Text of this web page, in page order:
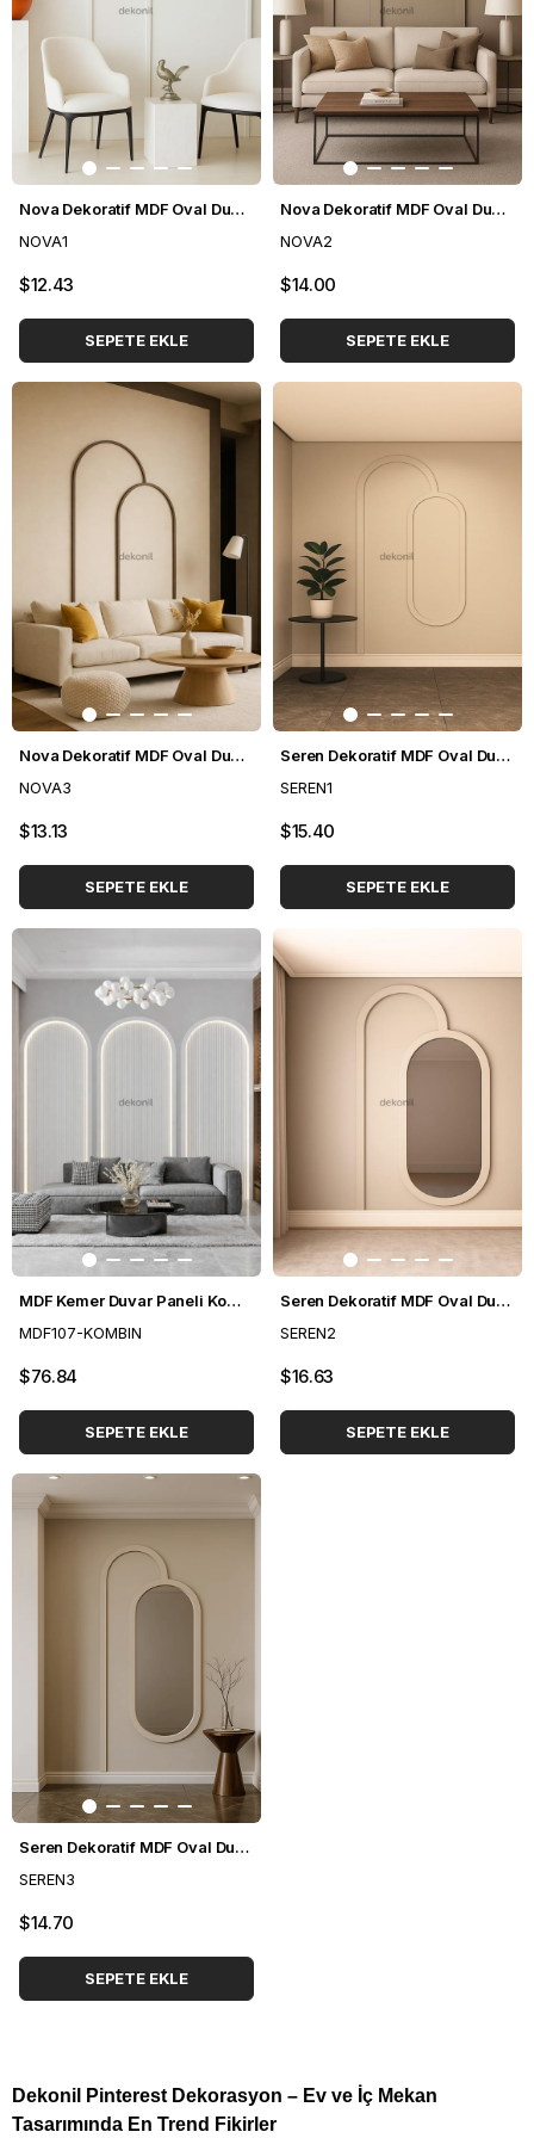
Nova Dekoratif MDF Oval Duvar Paneli Seti 102*235 cm
NOVA1
$12.43
SEPETE EKLE
Nova Dekoratif MDF Oval Duvar Paneli Seti 140*248 cm
NOVA2
$14.00
SEPETE EKLE
Nova Dekoratif MDF Oval Duvar Paneli Seti 114*248 cm
NOVA3
$13.13
SEPETE EKLE
Seren Dekoratif MDF Oval Duvar Paneli Seti 127*248 cm
SEREN1
$15.40
SEPETE EKLE
MDF Kemer Duvar Paneli Kombini
MDF107-KOMBIN
$76.84
SEPETE EKLE
Seren Dekoratif MDF Oval Duvar Paneli Seti 140*248 cm
SEREN2
$16.63
SEPETE EKLE
Seren Dekoratif MDF Oval Duvar Paneli Seti 102*248 cm
SEREN3
$14.70
SEPETE EKLE
Dekonil Pinterest Dekorasyon – Ev ve İç Mekan
Tasarımında En Trend Fikirler